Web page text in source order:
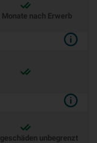
Monate nach Erwerb
unbegrenzt